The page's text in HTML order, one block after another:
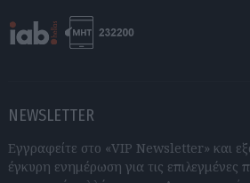
NEWSLETTER
Εγγραφείτε στο «VIP Newsletter» και
έγκυρη ενημέρωση για τις επιλεγμένες